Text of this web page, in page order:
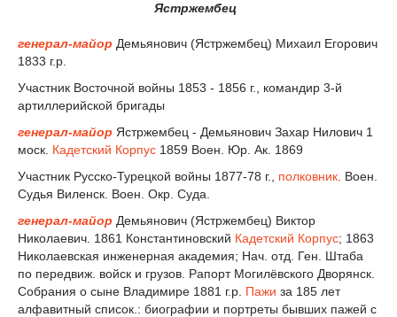
Ястржембец
генерал-майор Демьянович (Ястржембец) Михаил Егорович
1833 г.р.
Участник Восточной войны 1853 - 1856 г., командир 3-й
артиллерийской бригады
генерал-майор Ястржембец - Демьянович Захар Нилович 1
моск. Кадетский Корпус 1859 Воен. Юр. Ак. 1869
Участник Русско-Турецкой войны 1877-78 г., полковник . Воен.
Судья Виленск. Воен. Окр. Суда.
генерал-майор Демьянович (Ястржембец) Виктор
Николаевич. 1861 Константиновский Кадетский Корпус; 1863
Николаевская инженерная академия; Нач. отд. Ген. Штаба
по передвиж. войск и грузов. Рапорт Могилёвского Дворянск.
Собрания о сыне Владимире 1881 г.р. Пажи за 185 лет
алфавитный список.: биографии и портреты бывших пажей с